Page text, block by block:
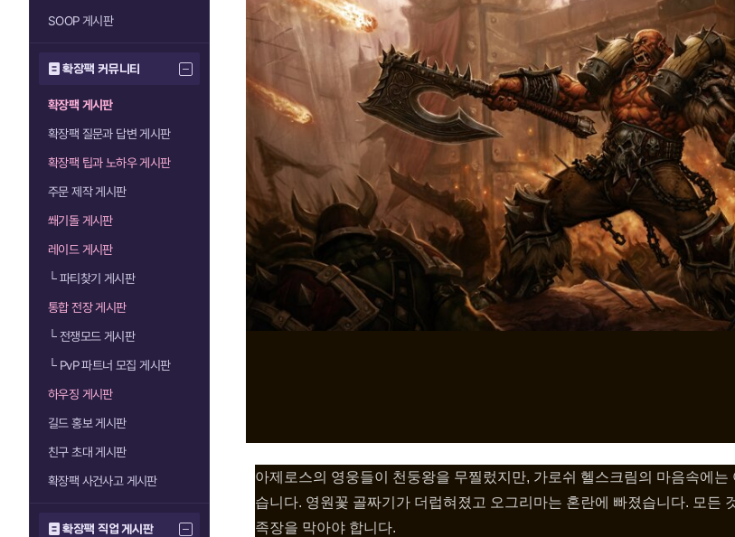
SOOP 게시판
확장팩 커뮤니티
확장팩 게시판
확장팩 질문과 답변 게시판
확장팩 팁과 노하우 게시판
주문 제작 게시판
쐐기돌 게시판
레이드 게시판
└파티찾기 게시판
통합 전장 게시판
└전쟁모드 게시판
└PvP 파트너 모집 게시판
하우징 게시판
길드 홍보 게시판
친구 초대 게시판
확장팩 사건사고 게시판
확장팩 직업 게시판
아제로스의 영웅들이 천둥왕을 무찔렀지만, 가로쉬 헬스크림의 마음속에는
습니다. 영원꽃 골짜기가 더럽혀졌고 오그리마는 혼란에 빠졌습니다. 모든
족장을 막아야 합니다.